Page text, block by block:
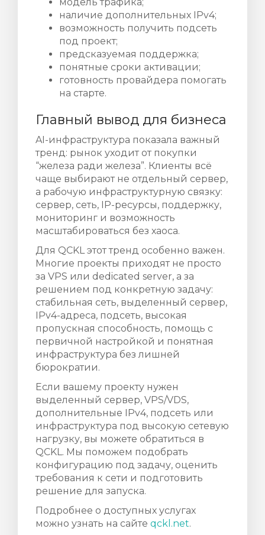
наличие дополнительных IPv4;
возможность получить подсеть
под проект;
предсказуемая поддержка;
понятные сроки активации;
готовность провайдера помогать
на старте.
Главный вывод для бизнеса
AI-инфраструктура показала важный
тренд: рынок уходит от покупки
“железа ради железа”. Клиенты всё
чаще выбирают не отдельный сервер,
а рабочую инфраструктурную связку:
сервер, сеть, IP-ресурсы, поддержку,
мониторинг и возможность
масштабироваться без хаоса.
Для QCKL этот тренд особенно важен.
Многие проекты приходят не просто
за VPS или dedicated server, а за
решением под конкретную задачу:
стабильная сеть, выделенный сервер,
IPv4-адреса, подсеть, высокая
пропускная способность, помощь с
первичной настройкой и понятная
инфраструктура без лишней
бюрократии.
Если вашему проекту нужен
выделенный сервер, VPS/VDS,
дополнительные IPv4, подсеть или
инфраструктура под высокую сетевую
нагрузку, вы можете обратиться в
QCKL. Мы поможем подобрать
конфигурацию под задачу, оценить
требования к сети и подготовить
решение для запуска.
Подробнее о доступных услугах
можно узнать на сайте qckl.net.